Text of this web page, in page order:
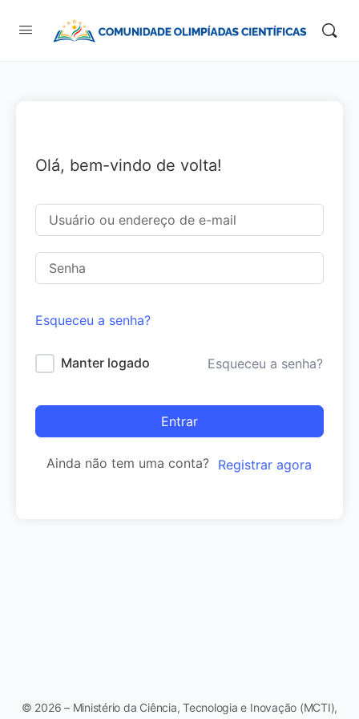
Olá, bem-vindo de volta!
Esqueceu a senha?
Manter logado Esqueceu a senha?
Entrar
Ainda não tem uma conta? Registrar agora
© 2026 – Ministério da Ciência, Tecnologia e Inovação (MCTI),